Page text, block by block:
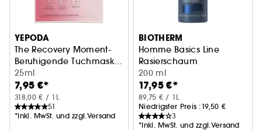
YEPODA
The Recovery Moment-
Beruhigende Tuchmaske
Niacinamid, Panthenol
Calendula
25ml
7,95 €*
318,00 € / 1L
51
*Inkl. MwSt. und zzgl.Versand
BIOTHERM
Homme Basics Line
Rasierschaum
200 ml
17,95 €*
89,75 € / 1L
Niedrigster Preis :19,50 €
3
*Inkl. MwSt. und zzgl.Versand